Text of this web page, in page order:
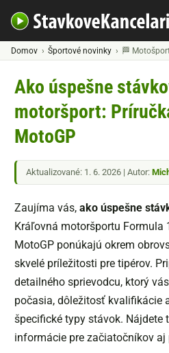
Domov Športové novinky 🏁
Ako úspešne
motoršport:
MotoGP
Aktualizované: 1. 6. 2026 | Autor:
Zaujíma vás, ako úspešne
Kráľovná motoršportu Formula
MotoGP ponúkajú okrem
skvelé príležitosti pre tipérov.
detailného sprievodcu, ktorý
počasia, dôležitosť kvalifikácie
špecifické typy stávok. Nájdete
informácie pre začiatočníkov aj